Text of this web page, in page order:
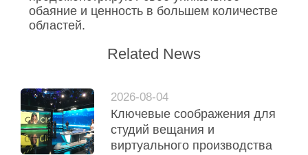
обаяние и ценность в большем количестве
областей.
Related News
2026-08-04
Ключевые соображения для
студий вещания и
виртуального производства